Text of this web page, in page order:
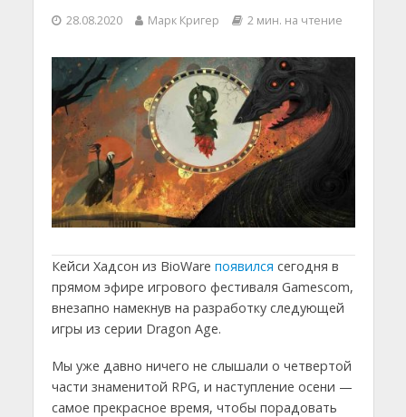
28.08.2020 Марк Кригер 2 мин. на чтение
Кейси Хадсон из BioWare появился сегодня в
прямом эфире игрового фестиваля Gamescom,
внезапно намекнув на разработку следующей
игры из серии Dragon Age.
Мы уже давно ничего не слышали о четвертой
части знаменитой RPG, и наступление осени —
самое прекрасное время, чтобы порадовать